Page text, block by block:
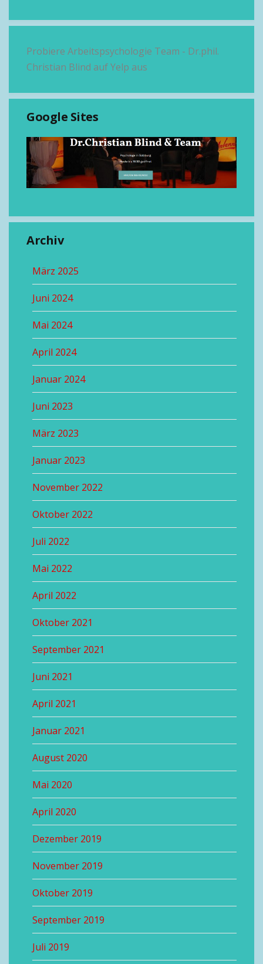
Probiere Arbeitspsychologie Team - Dr.phil.
Christian Blind auf Yelp aus
Google Sites
Archiv
März 2025
Juni 2024
Mai 2024
April 2024
Januar 2024
Juni 2023
März 2023
Januar 2023
November 2022
Oktober 2022
Juli 2022
Mai 2022
April 2022
Oktober 2021
September 2021
Juni 2021
April 2021
Januar 2021
August 2020
Mai 2020
April 2020
Dezember 2019
November 2019
Oktober 2019
September 2019
Juli 2019